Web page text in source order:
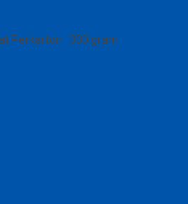
Perkarton : 300 gram